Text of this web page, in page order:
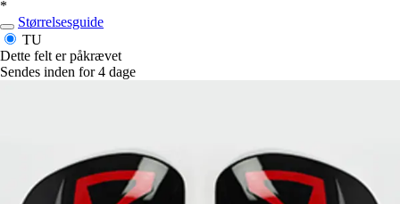
*
Størrelsesguide
TU
Dette felt er påkrævet
Sendes inden for 4 dage